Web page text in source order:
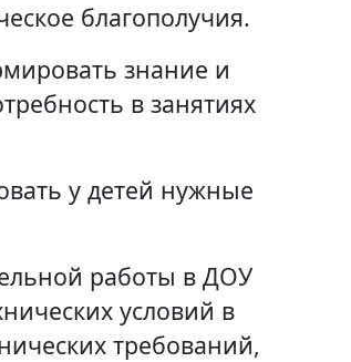
благополучия.
знание и
в занятиях
у детей нужные
работы в ДОУ
условий в
требований,